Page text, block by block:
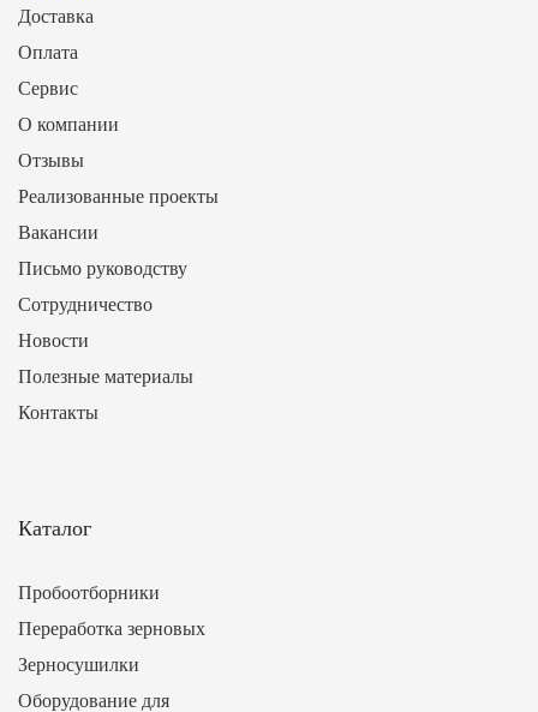
Доставка
Оплата
Сервис
О компании
Отзывы
Реализованные проекты
Вакансии
Письмо руководству
Сотрудничество
Новости
Полезные материалы
Контакты
Каталог
Пробоотборники
Переработка зерновых
Зерносушилки
Оборудование для